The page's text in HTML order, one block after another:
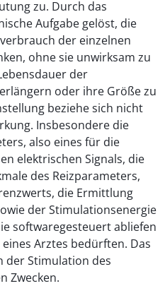
zu. Durch das
Aufgabe gelöst, die
der einzelnen
ohne sie unwirksam zu
der
oder ihre Größe zu
beziehe sich nicht
Insbesondere die
also eines für die
elektrischen Signals, die
des Reizparameters,
die Ermittlung
der Stimulationsenergie
softwaregesteuert abliefen
Arztes bedürften. Das
der Stimulation des
Zwecken.